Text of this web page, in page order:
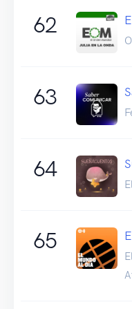
62
63
64
65